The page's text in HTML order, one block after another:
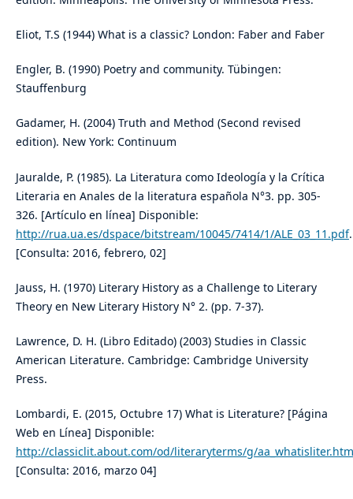
Eliot, T.S (1944) What is a classic? London: Faber and Faber
Engler, B. (1990) Poetry and community. Tübingen:
Stauffenburg
Gadamer, H. (2004) Truth and Method (Second revised
edition). New York: Continuum
Jauralde, P. (1985). La Literatura como Ideología y la Crítica
Literaria en Anales de la literatura española N°3. pp. 305-
326. [Artículo en línea] Disponible:
http://rua.ua.es/dspace/bitstream/10045/7414/1/ALE_03_11.pdf.
[Consulta: 2016, febrero, 02]
Jauss, H. (1970) Literary History as a Challenge to Literary
Theory en New Literary History N° 2. (pp. 7-37).
Lawrence, D. H. (Libro Editado) (2003) Studies in Classic
American Literature. Cambridge: Cambridge University
Press.
Lombardi, E. (2015, Octubre 17) What is Literature? [Página
Web en Línea] Disponible:
http://classiclit.about.com/od/literaryterms/g/aa_whatisliter.htm
[Consulta: 2016, marzo 04]